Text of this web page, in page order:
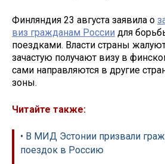
Финляндия 23 августа заявила о
виз гражданам России для
поездками. Власти страны
зачастую получают визу в
сами направляются в другие
зоны.
Читайте также:
• В МИД Эстонии призвали
поездок в Россию